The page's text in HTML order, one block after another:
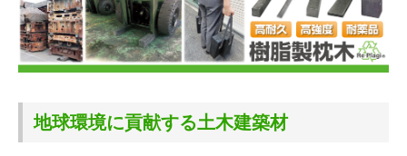
地球環境に貢献する土木建築材